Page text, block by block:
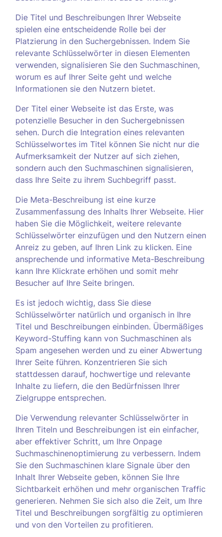
Die Titel und Beschreibungen Ihrer Webseite
spielen eine entscheidende Rolle bei der
Platzierung in den Suchergebnissen. Indem Sie
relevante Schlüsselwörter in diesen Elementen
verwenden, signalisieren Sie den Suchmaschinen,
worum es auf Ihrer Seite geht und welche
Informationen sie den Nutzern bietet.
Der Titel einer Webseite ist das Erste, was
potenzielle Besucher in den Suchergebnissen
sehen. Durch die Integration eines relevanten
Schlüsselwortes im Titel können Sie nicht nur die
Aufmerksamkeit der Nutzer auf sich ziehen,
sondern auch den Suchmaschinen signalisieren,
dass Ihre Seite zu ihrem Suchbegriff passt.
Die Meta-Beschreibung ist eine kurze
Zusammenfassung des Inhalts Ihrer Webseite. Hier
haben Sie die Möglichkeit, weitere relevante
Schlüsselwörter einzufügen und den Nutzern einen
Anreiz zu geben, auf Ihren Link zu klicken. Eine
ansprechende und informative Meta-Beschreibung
kann Ihre Klickrate erhöhen und somit mehr
Besucher auf Ihre Seite bringen.
Es ist jedoch wichtig, dass Sie diese
Schlüsselwörter natürlich und organisch in Ihre
Titel und Beschreibungen einbinden. Übermäßiges
Keyword-Stuffing kann von Suchmaschinen als
Spam angesehen werden und zu einer Abwertung
Ihrer Seite führen. Konzentrieren Sie sich
stattdessen darauf, hochwertige und relevante
Inhalte zu liefern, die den Bedürfnissen Ihrer
Zielgruppe entsprechen.
Die Verwendung relevanter Schlüsselwörter in
Ihren Titeln und Beschreibungen ist ein einfacher,
aber effektiver Schritt, um Ihre Onpage
Suchmaschinenoptimierung zu verbessern. Indem
Sie den Suchmaschinen klare Signale über den
Inhalt Ihrer Webseite geben, können Sie Ihre
Sichtbarkeit erhöhen und mehr organischen Traffic
generieren. Nehmen Sie sich also die Zeit, um Ihre
Titel und Beschreibungen sorgfältig zu optimieren
und von den Vorteilen zu profitieren.